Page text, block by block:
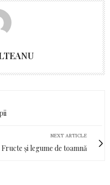
NEXT ARTICLE
Fructe și legume de toamnă